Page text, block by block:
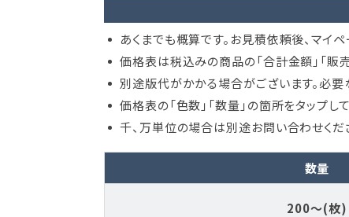
あくまでも概算です。お見積依頼後、マイ
価格表は税込みの商品の「合計金額」「販
別途版代がかかる場合がございます。必要
価格表の「色数」「数量」の箇所をタップ
千、万単位の場合は別途お問い合わせくだ
数量
200～(枚)